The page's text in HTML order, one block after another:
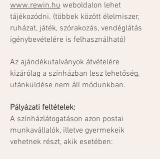
www.rewin.hu weboldalon lehet
tájékozódni. (többek között élelmiszer,
ruházat, játék, szórakozás, vendéglátás
igénybevételére is felhasználható)
Az ajándékutalványok átvételére
kizárólag a színházban lesz lehetőség,
utánküldése nem áll módunkban.
Pályázati feltételek:
A színházlátogatáson azon postai
munkavállalók, illetve gyermekeik
vehetnek részt, akik esetében: